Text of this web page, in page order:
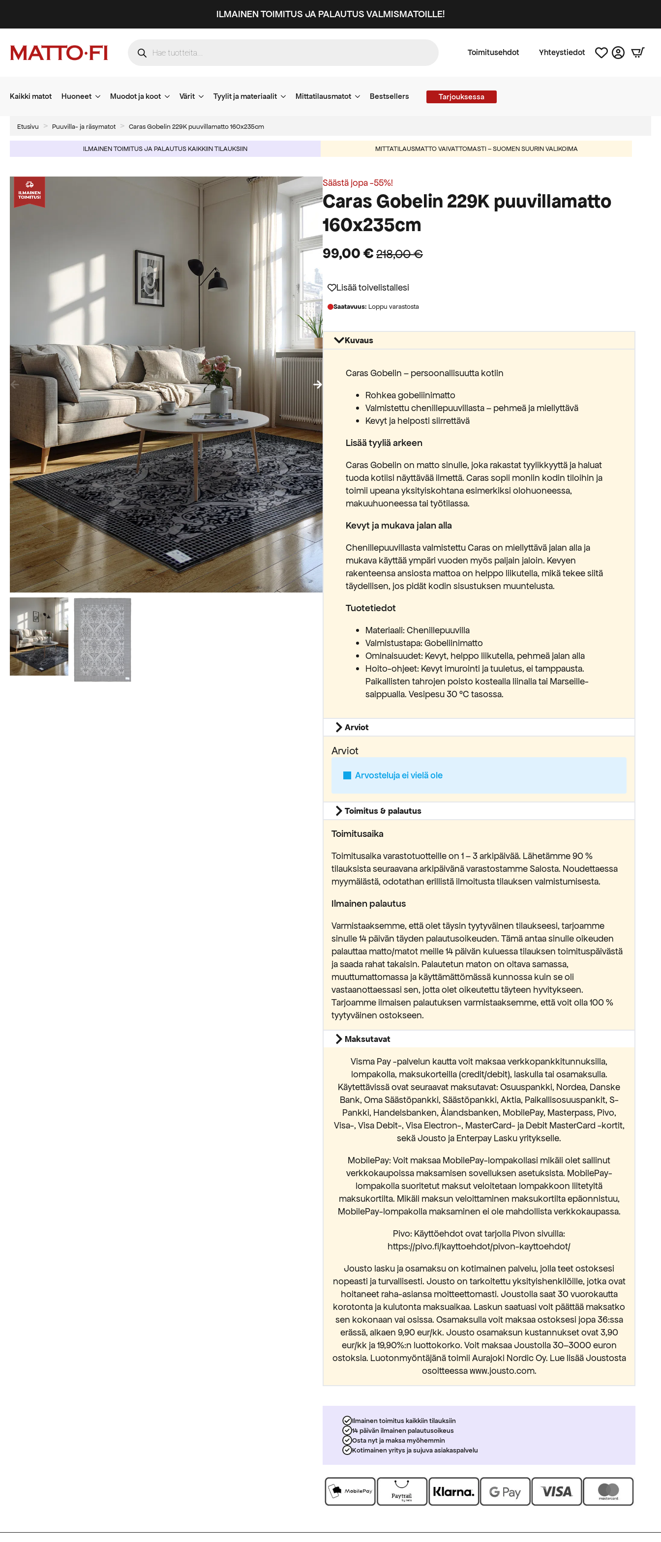
ILMAINEN TOIMITUS JA PALAUTUS VALMISMATOILLE!
search
Toimitusehdot Yhteystiedot
Kaikki matot Huoneet Muodot ja koot Värit Tyylit ja materiaalit Mittatilausmatot Bestsellers Tarjouksessa
Etusivu Puuvilla- ja räsymatot Caras Gobelin 229K puuvillamatto 160x235cm
ILMAINEN TOIMITUS JA PALAUTUS KAIKKIIN TILAUKSIIN MITTATILAUSMATTO VAIVATTOMASTI – SUOMEN SUURIN VALIKOIMA
-55%
Säästä jopa -55%!
Caras Gobelin 229K puuvillamatto
160x235cm
218,00€
Alkuperäinen
hinta
oli:
218,00 €.
99,00€
Nykyinen
hinta
on:
99,00 €.
Lisää toivelistallesi
Saatavuus: Loppu varastosta
Kuvaus
Caras Gobelin – persoonallisuutta kotiin
Rohkea gobeliinimatto
Valmistettu chenillepuuvillasta – pehmeä ja miellyttävä
Kevyt ja helposti siirrettävä
Lisää tyyliä arkeen
Caras Gobelin on matto sinulle, joka rakastat tyylikkyyttä ja haluat
tuoda kotiisi näyttävää ilmettä. Caras sopii moniin kodin tiloihin ja
toimii upeana yksityiskohtana esimerkiksi olohuoneessa,
makuuhuoneessa tai työtilassa.
Kevyt ja mukava jalan alla
Chenillepuuvillasta valmistettu Caras on miellyttävä jalan alla ja
mukava käyttää ympäri vuoden myös paljain jaloin. Kevyen
rakenteensa ansiosta mattoa on helppo liikutella, mikä tekee siitä
täydellisen, jos pidät kodin sisustuksen muuntelusta.
Tuotetiedot
Materiaali: Chenillepuuvilla
Valmistustapa: Gobeliinimatto
Ominaisuudet: Kevyt, helppo liikutella, pehmeä jalan alla
Hoito-ohjeet: Kevyt imurointi ja tuuletus, ei tamppausta.
Paikallisten tahrojen poisto kostealla liinalla tai Marseille-
saippualla. Vesipesu 30 °C tasossa.
Arviot
Arviot
Arvosteluja ei vielä ole
Toimitus & palautus
Toimitusaika
Toimitusaika varastotuotteille on 1 – 3 arkipäivää. Lähetämme 90 %
tilauksista seuraavana arkipäivänä varastostamme Salosta. Noudettaessa
myymälästä, odotathan erillistä ilmoitusta tilauksen valmistumisesta.
Ilmainen palautus
Varmistaaksemme, että olet täysin tyytyväinen tilaukseesi, tarjoamme
sinulle 14 päivän täyden palautusoikeuden. Tämä antaa sinulle oikeuden
palauttaa matto/matot meille 14 päivän kuluessa tilauksen toimituspäivästä
ja saada rahat takaisin. Palautetun maton on oltava samassa,
muuttumattomassa ja käyttämättömässä kunnossa kuin se oli
vastaanottaessasi sen, jotta olet oikeutettu täyteen hyvitykseen.
Tarjoamme ilmaisen palautuksen varmistaaksemme, että voit olla 100 %
tyytyväinen ostokseen.
Maksutavat
Visma Pay -palvelun kautta voit maksaa verkkopankkitunnuksilla,
lompakolla, maksukorteilla (credit/debit), laskulla tai osamaksulla.
Käytettävissä ovat seuraavat maksutavat: Osuuspankki, Nordea, Danske
Bank, Oma Säästöpankki, Säästöpankki, Aktia, Paikallisosuuspankit, S-
Pankki, Handelsbanken, Ålandsbanken, MobilePay, Masterpass, Pivo,
Visa-, Visa Debit-, Visa Electron-, MasterCard- ja Debit MasterCard -kortit,
sekä Jousto ja Enterpay Lasku yritykselle.
MobilePay: Voit maksaa MobilePay-lompakollasi mikäli olet sallinut
verkkokaupoissa maksamisen sovelluksen asetuksista. MobilePay-
lompakolla suoritetut maksut veloitetaan lompakkoon liitetyltä
maksukortilta. Mikäli maksun veloittaminen maksukortilta epäonnistuu,
MobilePay-lompakolla maksaminen ei ole mahdollista verkkokaupassa.
Pivo: Käyttöehdot ovat tarjolla Pivon sivuilla:
https://pivo.fi/kayttoehdot/pivon-kayttoehdot/
Jousto lasku ja osamaksu on kotimainen palvelu, jolla teet ostoksesi
nopeasti ja turvallisesti. Jousto on tarkoitettu yksityishenkilöille, jotka ovat
hoitaneet raha-asiansa moitteettomasti. Joustolla saat 30 vuorokautta
korotonta ja kulutonta maksuaikaa. Laskun saatuasi voit päättää maksatko
sen kokonaan vai osissa. Osamaksulla voit maksaa ostoksesi jopa 36:ssa
erässä, alkaen 9,90 eur/kk. Jousto osamaksun kustannukset ovat 3,90
eur/kk ja 19,90%:n luottokorko. Voit maksaa Joustolla 30–3000 euron
ostoksia. Luotonmyöntäjänä toimii Aurajoki Nordic Oy. Lue lisää Joustosta
osoitteessa www.jousto.com.
Ilmainen toimitus kaikkiin tilauksiin
14 päivän ilmainen palautusoikeus
Osta nyt ja maksa myöhemmin
Kotimainen yritys ja sujuva asiakaspalvelu